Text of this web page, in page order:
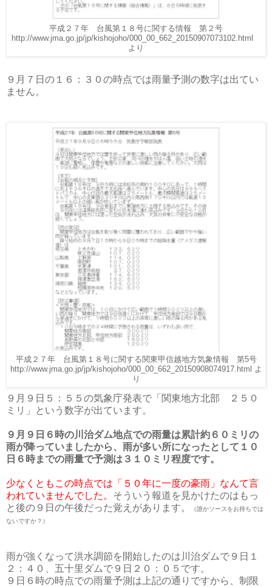
平成２７年 台風第１８号に関する情報 第２号
http://www.jma.go.jp/jp/kishojoho/000_00_662_20150907073102.html
より
９月７日の１６：３０の時点では雨量予測の数字は出てい
ません。
平成２７年 台風第１８号に関する関東甲信越地方気象情報 第5号
http://www.jma.go.jp/jp/kishojoho/000_00_662_20150908074917.html
よ
り
９月９日５：５５の気象庁発表で「関東地方北部 ２５０
ミリ」という数字が出ています。
９月９日６時の川治ダム地点での雨量は累計約６０ミリの
雨が降っていましたから、雨が多い所になったとして１０
日６時までの雨量で予測は３１０ミリ程度です。
少なくともこの時点では「５０年に一度の豪雨」なんて言
われていませんでした。 そういう報道を見かけたのはもっ
と後の９日の午後だった覚えがあります。
（誰かソースをお持ちでは
ないですか？）
雨が強くなって洪水調節を開始したのは川治ダムで９日１
２：４０、五十里ダムで９日２０：０５です。
９日６時の時点での雨量予測は上記の通りですから、制限